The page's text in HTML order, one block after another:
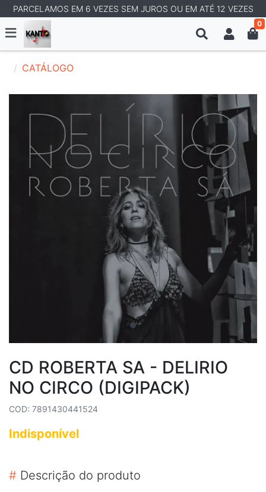
PARCELAMOS EM 6 VEZES SEM JUROS OU EM ATÉ 12 VEZES
0
CATÁLOGO
CD ROBERTA SA - DELIRIO
NO CIRCO (DIGIPACK)
COD: 7891430441524
Indisponível
# Descrição do produto